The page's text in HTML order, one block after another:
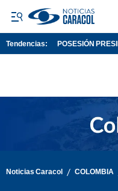
Tendencias: POSESIÓN
Noticias Caracol / COLOMBIA